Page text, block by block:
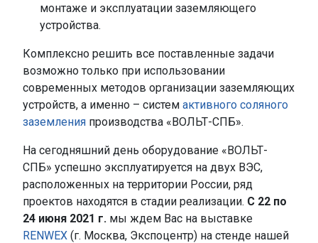
монтаже и эксплуатации заземляющего
устройства.
Комплексно решить все поставленные задачи
возможно только при использовании
современных методов организации заземляющих
устройств, а именно – систем активного соляного
заземления производства «ВОЛЬТ-СПБ».
На сегодняшний день оборудование «ВОЛЬТ-
СПБ» успешно эксплуатируется на двух ВЭС,
расположенных на территории России, ряд
проектов находятся в стадии реализации. С 22 по
24 июня 2021 г. мы ждем Вас на выставке
RENWEX (г. Москва, Экспоцентр) на стенде нашей